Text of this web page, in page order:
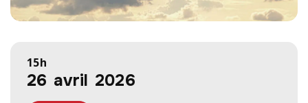
15h
26 avril 2026